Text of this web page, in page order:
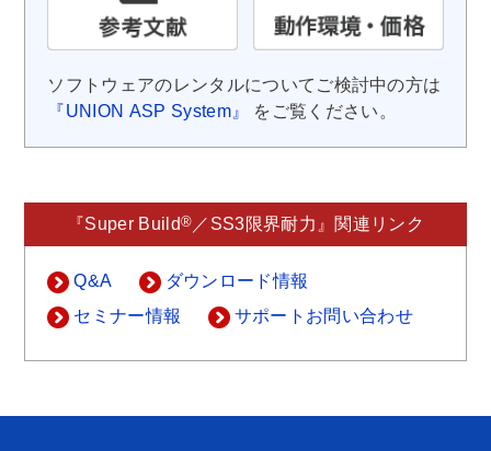
ソフトウェアのレンタルについてご検討中の方は
『UNION ASP System』
をご覧ください。
『Super Build® ／SS3限界耐力』関連リンク
Q&A
ダウンロード情報
セミナー情報
サポートお問い合わせ